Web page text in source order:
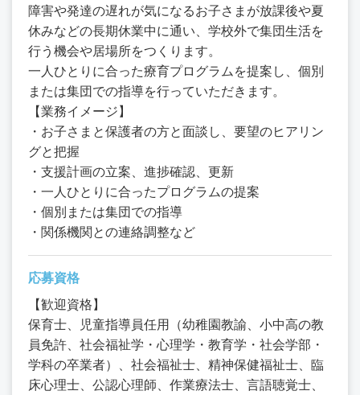
障害や発達の遅れが気になるお子さまが放課後や夏
休みなどの長期休業中に通い、学校外で集団生活を
行う機会や居場所をつくります。
一人ひとりに合った療育プログラムを提案し、個別
または集団での指導を行っていただきます。
【業務イメージ】
・お子さまと保護者の方と面談し、要望のヒアリン
グと把握
・支援計画の立案、進捗確認、更新
・一人ひとりに合ったプログラムの提案
・個別または集団での指導
・関係機関との連絡調整など
応募資格
【歓迎資格】
保育士、児童指導員任用（幼稚園教諭、小中高の教
員免許、社会福祉学・心理学・教育学・社会学部・
学科の卒業者）、社会福祉士、精神保健福祉士、臨
床心理士、公認心理師、作業療法士、言語聴覚士、